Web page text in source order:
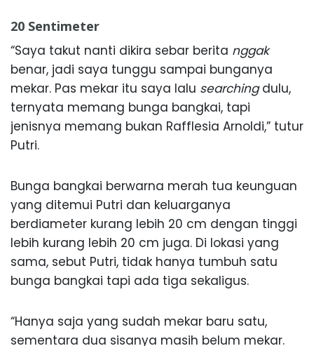
20 Sentimeter
“Saya takut nanti dikira sebar berita nggak
benar, jadi saya tunggu sampai bunganya
mekar. Pas mekar itu saya lalu searchingdulu,
ternyata memang bunga bangkai, tapi
jenisnya memang bukan Rafflesia Arnoldi,” tutur
Putri.
Bunga bangkai berwarna merah tua keunguan
yang ditemui Putri dan keluarganya
berdiameter kurang lebih 20 cm dengan tinggi
lebih kurang lebih 20 cm juga. Di lokasi yang
sama, sebut Putri, tidak hanya tumbuh satu
bunga bangkai tapi ada tiga sekaligus.
“Hanya saja yang sudah mekar baru satu,
sementara dua sisanya masih belum mekar.